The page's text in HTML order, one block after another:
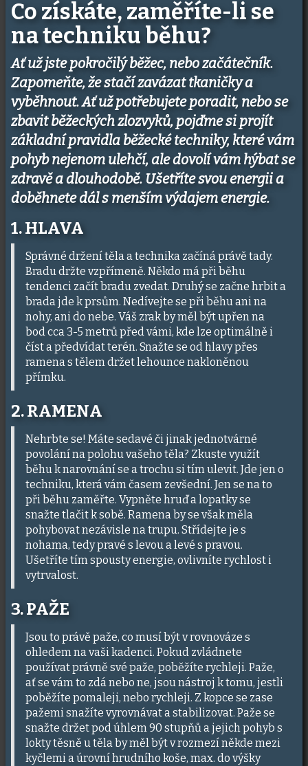
Co získáte, zaměříte-li se
na techniku běhu?
Ať už jste pokročilý běžec, nebo začátečník.
Zapomeňte, že stačí zavázat tkaničky a
vyběhnout. Ať už potřebujete poradit, nebo se
zbavit běžeckých zlozvyků, pojďme si projít
základní pravidla běžecké techniky, které vám
pohyb nejenom ulehčí, ale dovolí vám hýbat se
zdravě a dlouhodobě. Ušetříte svou energii a
doběhnete dáls menším výdajem energie.
1. HLAVA
Správné držení těla a technika začíná právě tady.
Bradu držte vzpřímeně. Někdo má při běhu
tendenci začít bradu zvedat. Druhý se začne hrbit a
brada jde k prsům. Nedívejte se při běhu ani na
nohy, ani do nebe. Váš zrak by měl být upřen na
bod cca 3-5 metrů před vámi, kde lze optimálně i
číst a předvídat terén. Snažte se od hlavy přes
ramena s tělem držet lehounce nakloněnou
přímku.
2. RAMENA
Nehrbte se! Máte sedavé či jinak jednotvárné
povolání na polohu vašeho těla? Zkuste využít
běhu k narovnání se a trochu si tím ulevit. Jde jen o
techniku, která vám časem zevšední. Jen se na to
při běhu zaměřte. Vypněte hruď a lopatky se
snažte tlačit k sobě. Ramena by se však měla
pohybovat nezávisle na trupu. Střídejte je s
nohama, tedy pravé s levou a levé s pravou.
Ušetříte tím spousty energie, ovlivníte rychlost i
vytrvalost.
3. PAŽE
Jsou to právě paže, co musí být v rovnováze s
ohledem na vaši kadenci. Pokud zvládnete
používat právně své paže, poběžíte rychleji. Paže,
ať se vám to zdá nebo ne, jsou nástroj k tomu, jestli
poběžíte pomaleji, nebo rychleji. Z kopce se zase
pažemi snažíte vyrovnávat a stabilizovat. Paže se
snažte držet pod úhlem 90 stupňů a jejich pohyb s
lokty těsně u těla by měl být v rozmezí někde mezi
kyčlemi a úrovní hrudního koše, max. do výšky